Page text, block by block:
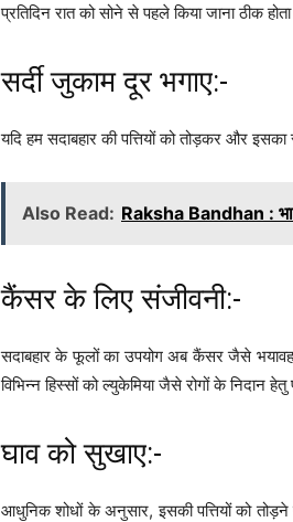
प्रतिदिन रात को सोने से पहले किया जाना ठीक
सर्दी जुकाम दूर भगाए:-
यदि हम सदाबहार की पत्तियों को तोड़कर और
Also Read: Raksha Bandhan :
कैंसर के लिए संजीवनी:-
सदाबहार के फूलों का उपयोग अब कैंसर जैसे
विभिन्न हिस्सों को ल्युकेमिया जैसे रोगों के निदान
घाव को सुखाए:-
आधुनिक शोधों के अनुसार, इसकी पत्तियों को